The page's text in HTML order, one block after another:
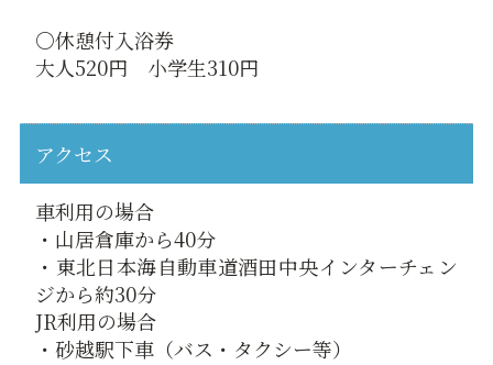
○休憩付入浴券
大人520円 小学生310円
アクセス
車利用の場合
・山居倉庫から40分
・東北日本海自動車道酒田中央インターチェン
ジから約30分
JR利用の場合
・砂越駅下車（バス・タクシー等）